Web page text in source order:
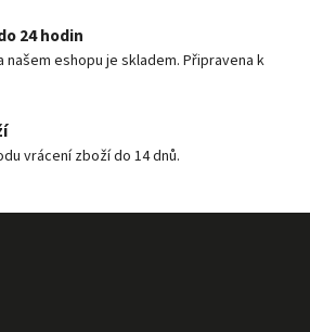
24 hodin
našem eshopu je skladem. Připravena k
vrácení zboží do 14 dnů.